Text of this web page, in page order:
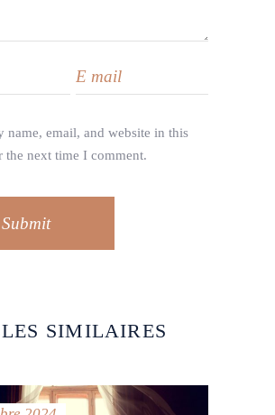
name, email, and website in this
the next time I comment.
Submit
SIMILAIRES